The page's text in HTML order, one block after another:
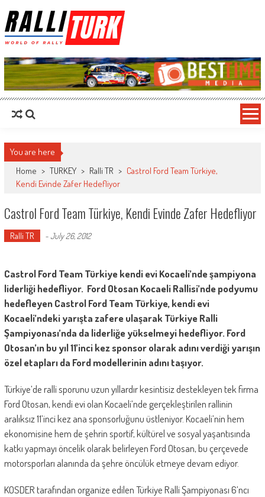
RalliTurk
You are here
Home > TURKEY > Ralli TR > Castrol Ford Team Türkiye,
Kendi Evinde Zafer Hedefliyor
Castrol Ford Team Türkiye, Kendi Evinde Zafer Hedefliyor
Ralli TR -July 26, 2012
Castrol Ford Team Türkiye kendi evi Kocaeli’nde şampiyona
liderliği hedefliyor. Ford Otosan Kocaeli Rallisi’nde podyumu
hedefleyen Castrol Ford Team Türkiye, kendi evi
Kocaeli’ndeki yarışta zafere ulaşarak Türkiye Ralli
Şampiyonası’nda da liderliğe yükselmeyi hedefliyor. Ford
Otosan’ın bu yıl 11’inci kez sponsor olarak adını verdiği yarışın
özel etapları da Ford modellerinin adını taşıyor.
Türkiye’de ralli sporunu uzun yıllardır kesintisiz destekleyen tek firma
Ford Otosan, kendi evi olan Kocaeli’nde gerçekleştirilen rallinin
aralıksız 11’inci kez ana sponsorluğunu üstleniyor. Kocaeli’nin hem
ekonomisine hem de şehrin sportif, kültürel ve sosyal yaşantısında
katkı yapmayı öncelik olarak belirleyen Ford Otosan, bu çerçevede
motorsporları alanında da şehre öncülük etmeye devam ediyor.
KOSDER tarafından organize edilen Türkiye Ralli Şampiyonası 6’ncı